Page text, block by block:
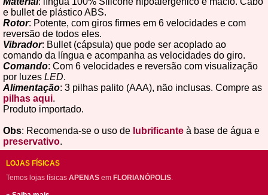
e bullet de plástico ABS.
Rotor: Potente, com giros firmes em 6 velocidades e com
reversão de todos eles.
Vibrador: Bullet (cápsula) que pode ser acoplado ao
comando da língua e acompanha as velocidades do giro.
Comando: Com 6 velocidades e reversão com visualização
por luzes LED.
Alimentação: 3 pilhas palito (AAA), não inclusas. Compre as
pilhas aqui.
Produto importado.
Obs: Recomenda-se o uso de lubrificante à base de água e
preservativo.
LOJAS FÍSICAS
Temos lojas físicas APENAS em FLORIANÓPOLIS